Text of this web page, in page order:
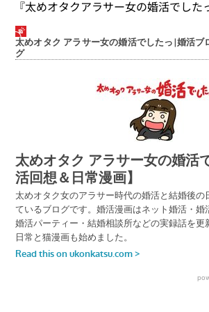
『太めオタクアラサー女の婚活でした